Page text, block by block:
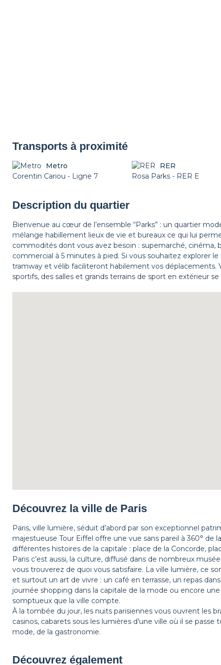
Transports à proximité
Metro
Corentin Cariou - Ligne 7
RER
Rosa Parks - RER E
Description du quartier
Bienvenue au cœur de l’ensemble “Parks” : un quartier
mélange habillement lieux de vie et bureaux ce qui lui
commodités dont vous avez besoin : supemarché,
commercial à 5 minutes à pied. Si vous souhaitez explorer
tramway et vélib faciliteront habilement vos déplacements.
sportifs, des salles et grands terrains de sport en extérieur
Découvrez la ville de Paris
Paris, ville lumière, séduit d’abord par son exceptionnel
majestueuse Tour Eiffel offre une vue sans pareil à 360° de
différentes histoires de la capitale : place de la Concorde,
Paris c’est aussi, la culture, diffusé dans de nombreux
vous trouverez de quoi vous satisfaire. La ville lumière, ce
et surtout un art de vivre : un café en terrasse, un repas
journée shopping dans la capitale de la mode ou encore
somptueux que la ville compte.
À la tombée du jour, les nuits parisiennes vous ouvrent les
casinos, cabarets sous les lumières d’une ville où il se
mode, de la gastronomie.
Découvrez également